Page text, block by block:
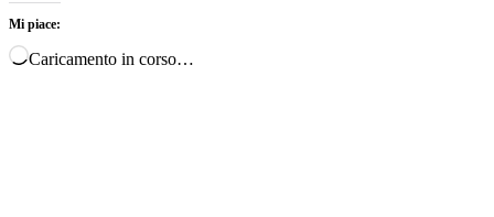
Mi piace:
Caricamento in corso…